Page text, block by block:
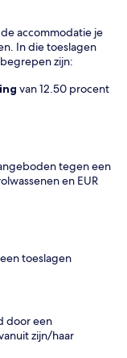
accommodatie je
In die toeslagen
zijn:
van 12.50 procent
tegen een
en EUR
toeslagen
door een
zijn/haar